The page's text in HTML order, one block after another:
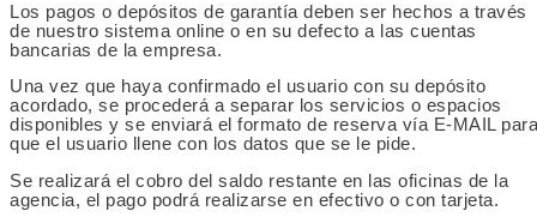
Los pagos o depósitos de garantía deben ser hechos a través
de nuestro sistema online o en su defecto a las cuentas
bancarias de la empresa.
Una vez que haya confirmado el usuario con su depósito
acordado, se procederá a separar los servicios o espacios
disponibles y se enviará el formato de reserva vía E-MAIL para
que el usuario llene con los datos que se le pide.
Se realizará el cobro del saldo restante en las oficinas de la
agencia, el pago podrá realizarse en efectivo o con tarjeta.